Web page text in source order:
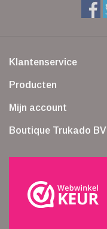
Klantenservice
Producten
Mijn account
Boutique Trukado BV